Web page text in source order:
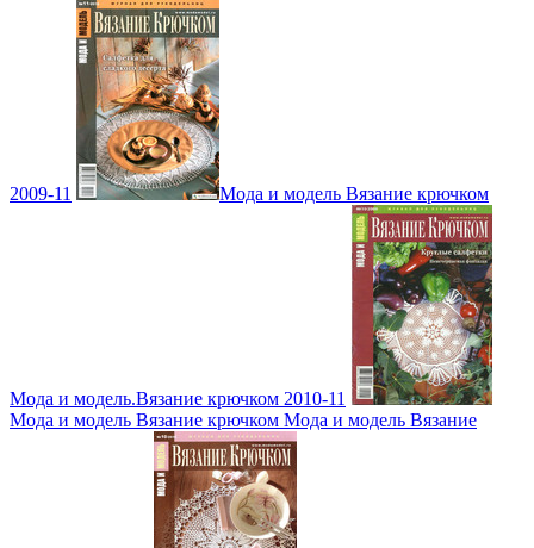
2009-11 Мода и модель Вязание крючком
Мода и модель.Вязание крючком 2010-11
Мода и модель Вязание крючком Мода и модель Вязание